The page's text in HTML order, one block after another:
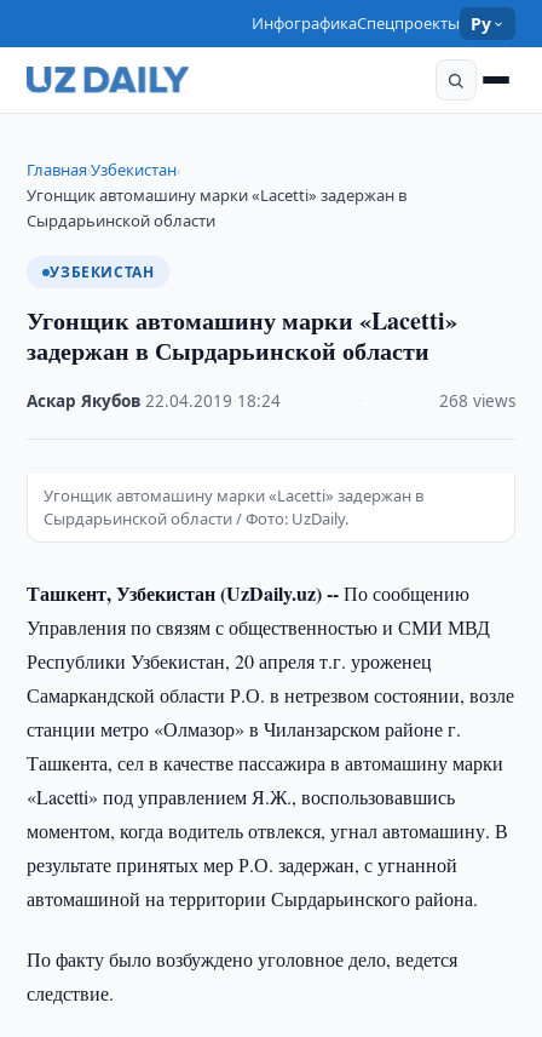
ИнфографикаСпецпроекты Ру
Главная›Узбекистан›
Угонщик автомашину марки «Lacetti» задержан в
Сырдарьинской области
УЗБЕКИСТАН
Угонщик автомашину марки «Lacetti»
задержан в Сырдарьинской области
Аскар Якубов ·22.04.2019 18:24 268 views
Угонщик автомашину марки «Lacetti» задержан в
Сырдарьинской области / Фото: UzDaily.
Ташкент, Узбекистан (UzDaily.uz) --По сообщению
Управления по связям с общественностью и СМИ МВД
Республики Узбекистан, 20 апреля т.г. уроженец
Самаркандской области Р.О. в нетрезвом состоянии, возле
станции метро «Олмазор» в Чиланзарском районе г.
Ташкента, сел в качестве пассажира в автомашину марки
«Lacetti» под управлением Я.Ж., воспользовавшись
моментом, когда водитель отвлекся, угнал автомашину. В
результате принятых мер Р.О. задержан, с угнанной
автомашиной на территории Сырдарьинского района.
По факту было возбуждено уголовное дело, ведется
следствие.